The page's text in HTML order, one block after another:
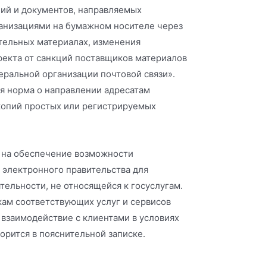
и документов, направляемых
на бумажном носителе через
материалах, изменения
от санкций поставщиков материалов
организации почтовой связи».
норма о направлении адресатам
простых или регистрируемых
обеспечение возможности
правительства для
не относящейся к госуслугам.
соответствующих услуг и сервисов
с клиентами в условиях
в пояснительной записке.